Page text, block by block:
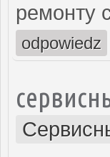
ремонту
odpowiedz